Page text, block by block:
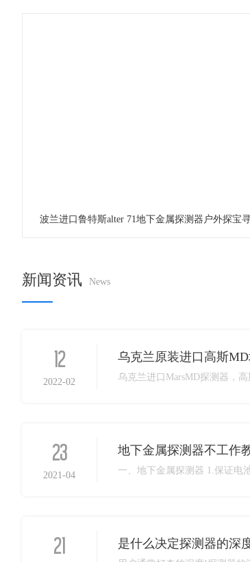
新闻资讯 News
12
2022-02
乌克兰原装进口高斯
23
2021-04
地下金属探测器不工作
21 是什么决定探测器的深